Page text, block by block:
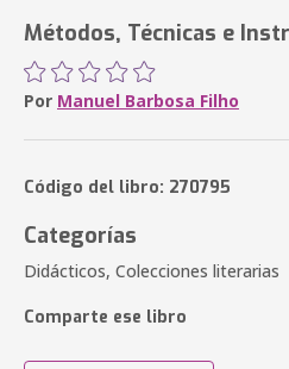
Métodos, Técnicas e
Por Manuel Barbosa Filho
Código del libro: 270795
Categorías
Didácticos, Colecciones literarias
Comparte ese libro